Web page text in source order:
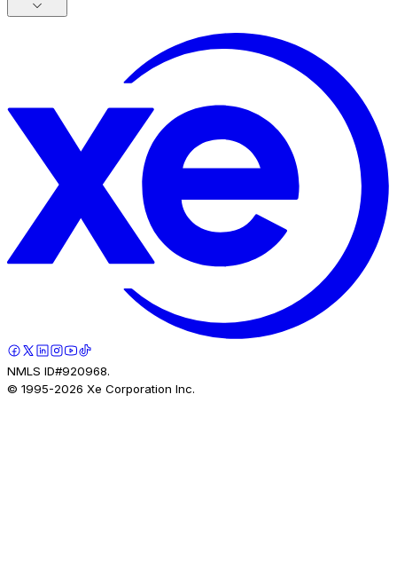
NMLS ID#920968.
© 1995-2026 Xe Corporation Inc.